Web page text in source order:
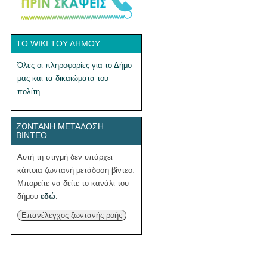
ΤΟ WIKI ΤΟΥ ΔΉΜΟΥ
Όλες οι πληροφορίες για το Δήμο
μας και τα δικαιώματα του
πολίτη.
ΖΩΝΤΑΝΉ ΜΕΤΆΔΟΣΗ
ΒΊΝΤΕΟ
Αυτή τη στιγμή δεν υπάρχει
κάποια ζωντανή μετάδοση βίντεο.
Μπορείτε να δείτε το κανάλι του
δήμου εδώ
Επανέλεγχος ζωντανής ροής